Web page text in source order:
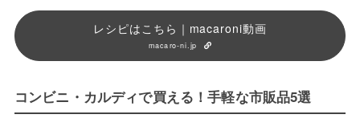
レシピはこちら｜macaroni動画
macaro-ni.jp
コンビニ・カルディで買える！手軽な市販品5選